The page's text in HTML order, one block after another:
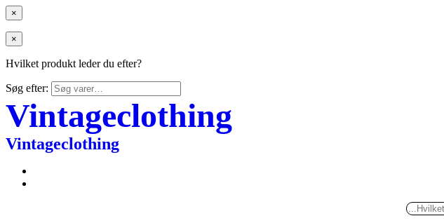
×
×
Hvilket produkt leder du efter?
Søg efter:
Vintageclothing
Vintageclothing